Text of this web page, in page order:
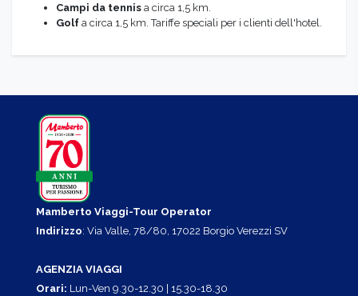
Campi da tennis a circa 1,5 km.
Golf a circa 1,5 km. Tariffe speciali per i clienti dell'hotel.
Mamberto Viaggi-Tour Operator
Indirizzo: Via Valle, 78/80, 17022 Borgio Verezzi SV
AGENZIA VIAGGI
Orari: Lun-Ven 9.30-12.30 | 15.30-18.30